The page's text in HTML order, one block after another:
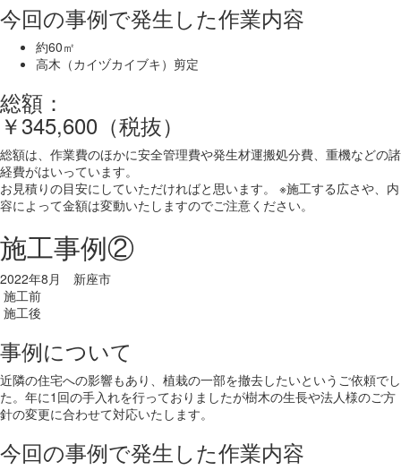
今回の事例で発生した作業内容
約60㎡
高木（カイヅカイブキ）剪定
総額：
￥345,600（税抜）
総額は、作業費のほかに安全管理費や発生材運搬処分費、重機などの諸
経費がはいっています。
お見積りの目安にしていただければと思います。 ※施工する広さや、内
容によって金額は変動いたしますのでご注意ください。
施工事例②
2022年8月 新座市
施工前
施工後
事例について
近隣の住宅への影響もあり、植栽の一部を撤去したいというご依頼でし
た。年に1回の手入れを行っておりましたが樹木の生長や法人様のご方
針の変更に合わせて対応いたします。
今回の事例で発生した作業内容